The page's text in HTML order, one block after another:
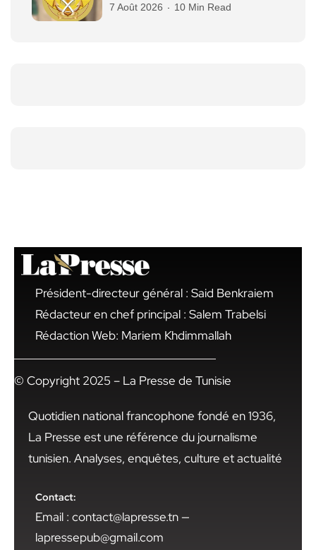
7 Août 2026 10 Min Read
Président-directeur général : Said Benkraiem
Rédacteur en chef principal : Salem Trabelsi
Rédaction Web: Mariem Khdimmallah
© Copyright 2025 – La Presse de Tunisie
Quotidien national francophone fondé en 1936,
La Presse est une référence du journalisme
tunisien. Analyses, enquêtes, culture et actualité
Contact:
Email : contact@lapresse.tn —
lapressepub@gmail.com